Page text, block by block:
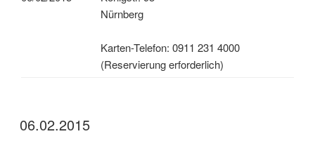
Nürnberg
Karten-Telefon: 0911 231 4000
(Reservierung erforderlich)
06.02.2015